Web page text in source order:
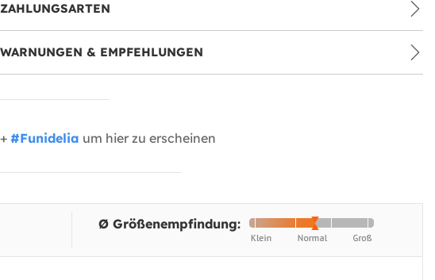
ZAHLUNGSARTEN
WARNUNGEN & EMPFEHLUNGEN
#Funidelia um hier zu erscheinen
Ø Größenempfindung: